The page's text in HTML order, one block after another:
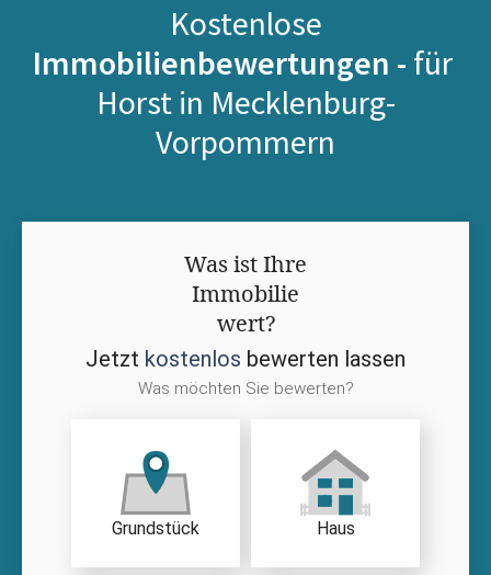
Kostenlose
Immobilienbewertungen - für
Horst in Mecklenburg-
Vorpommern
Was ist Ihre
Immobilie
wert?
Jetzt kostenlos bewerten lassen
Was möchten Sie bewerten?
Grundstück Haus